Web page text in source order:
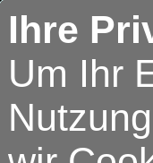
Ihre
Um Ihr